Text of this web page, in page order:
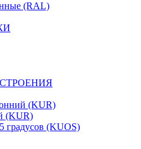
(RAL)
(KUR)
(KUR)
градусов (KUOS)